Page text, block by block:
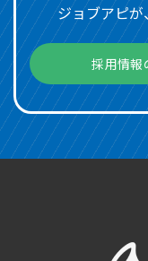
ジョブアピ
採用情報